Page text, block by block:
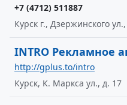
+7 (4712) 511887
Курск г., Дзержинского
INTRO Рекламное
http://gplus.to/intro
Курск, К. Маркса ул., д. 17